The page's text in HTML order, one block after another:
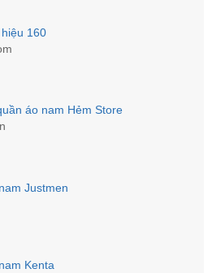
160
áo nam Hẻm Store
Justmen
Kenta